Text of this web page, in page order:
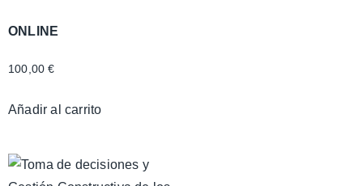
ONLINE
100,00€
Añadir al carrito